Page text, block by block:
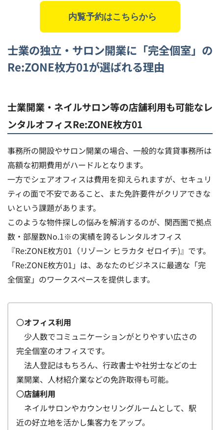
内覧予約はこちらから
士業の独立・サロン開業に「完全個室」の
Re:ZONE枚方01が選ばれる理由
士業開業・ネイルサロン等の店舗利用も可能なレ
ンタルオフィスRe:ZONE枚方01
事務所の開設やサロン開業の場合、一般的な賃貸事務所は
高額な初期費用がハードルとなります。
一方でシェアオフィスは費用を抑えられますが、セキュリ
ティの面で不安であること、また免許要件がクリアできな
いという課題があります。
このような物件探しの悩みを解消するのが、関西圏で拠点
数・部屋数No.1※の実績を誇るレンタルオフィス
『Re:ZONE枚方01（リゾーン ヒラカタ ゼロイチ)』です。
「Re:ZONE枚方01」は、あなたのビジネスに最適な「完
全個室」のワークスペースを提供します。
〇オフィス利用
少人数でコミュニケーションがとりやすい広さの
完全個室のオフィスです。
法人登記はもちろん、行政書士や社労士などの士
業開業、人材紹介業などの免許取得も可能。
〇店舗利用
ネイルサロンやカウンセリングルームとして、駅
近の好立地を活かし集客力をアップ。